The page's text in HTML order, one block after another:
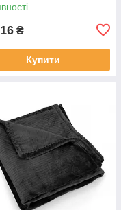
₴
Купити